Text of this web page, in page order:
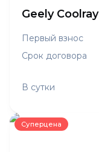
Geely Coolray
Первый взнос
Срок договора
В сутки
Суперцена